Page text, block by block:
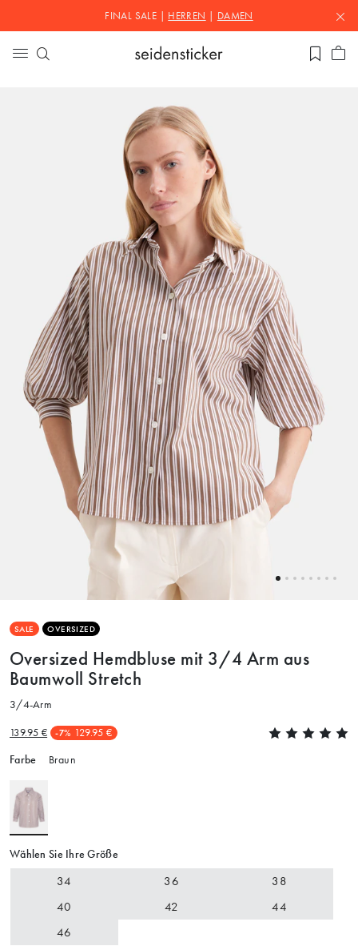
FINAL SALE | HERREN DAMEN
SALE OVERSIZED
Oversized Hemdbluse mit 3/4 Arm aus
Baumwoll Stretch
3/4-Arm
139.95 € -7% 129.95 €
Farbe Braun
Wählen Sie Ihre Größe
34 36
38
40
42
44
46